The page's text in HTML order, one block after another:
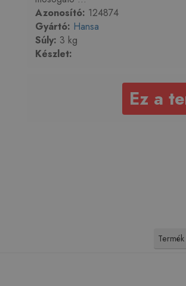
Azonosító: 124874
Gyártó: Hansa
Súly: 3 kg
Készlet:
Ez a